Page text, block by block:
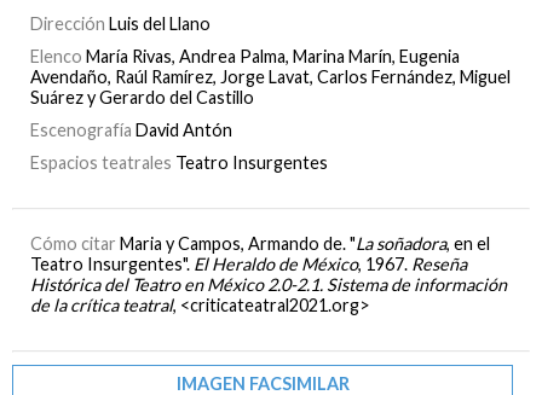
Dirección Luis del Llano
Elenco María Rivas, Andrea Palma, Marina Marín, Eugenia
Avendaño, Raúl Ramírez, Jorge Lavat, Carlos Fernández, Miguel
Suárez y Gerardo del Castillo
Escenografía David Antón
Espacios teatrales Teatro Insurgentes
Cómo citar Maria y Campos, Armando de. "La soñadora, en el
Teatro Insurgentes". El Heraldo de México, 1967. Reseña
Histórica del Teatro en México 2.0-2.1. Sistema de información
de la crítica teatral, <criticateatral2021.org>
IMAGEN FACSIMILAR